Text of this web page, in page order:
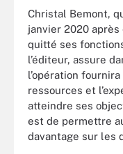
Christal Bemont,
janvier 2020 après
quitté ses
l’éditeur, assure
l’opération
ressources et
atteindre ses
est de permettre
davantage sur les